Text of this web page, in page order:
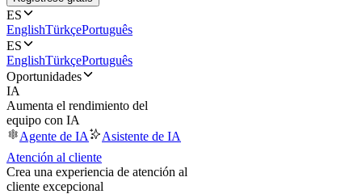
ES
EnglishTürkçePortuguês
ES
EnglishTürkçePortuguês
Oportunidades
IA
Aumenta el rendimiento del
equipo con IA
Agente de IA
Asistente de IA
Atención al cliente
Crea una experiencia de atención al
cliente excepcional